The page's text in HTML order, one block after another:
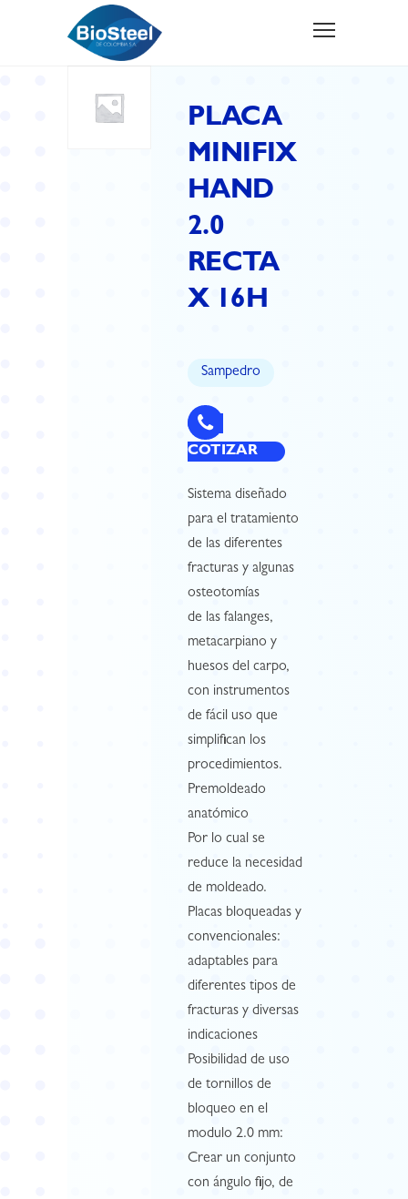
PLACA
MINIFIX
HAND
2.0
RECTA
X 16H
Sampedro
COTIZAR
Sistema diseñado
para el tratamiento
de las diferentes
fracturas y algunas
osteotomías
de las falanges,
metacarpiano y
huesos del carpo,
con instrumentos
de fácil uso que
simplifican los
procedimientos.
Premoldeado
anatómico
Por lo cual se
reduce la necesidad
de moldeado.
Placas bloqueadas y
convencionales:
adaptables para
diferentes tipos de
fracturas y diversas
indicaciones
Posibilidad de uso
de tornillos de
bloqueo en el
modulo 2.0 mm:
Crear un conjunto
con ángulo fijo, de